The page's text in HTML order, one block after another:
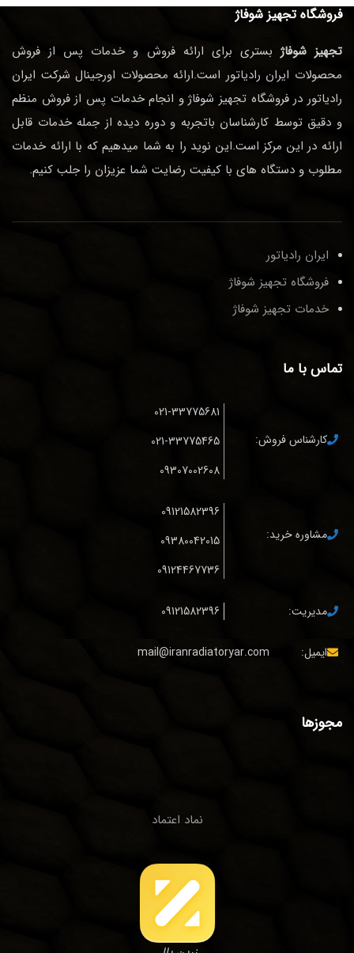
فروشگاه تجهیز شوفاژ
تجهیز شوفاژ بستری برای ارائه فروش و خدمات پس از فروش
محصولات ایران رادیاتور است.ارائه محصولات اورجینال شرکت ایران
رادیاتور در فروشگاه تجهیز شوفاژ و انجام خدمات پس از فروش منظم
و دقیق توسط کارشناسان باتجربه و دوره دیده از جمله خدمات قابل
ارائه در این مرکز است.این نوید را به شما میدهیم که با ارائه خدمات
مطلوب و دستگاه های با کیفیت رضایت شما عزیزان را جلب کنیم.
ایران رادیاتور
فروشگاه تجهیز شوفاژ
خدمات تجهیز شوفاژ
تماس با ما
021-33775681
021-33775465
09307002608
09121582396
09380042015
09124467736
09121582396
mail@iranradiatoryar.com
کارشناس فروش:
مشاوره خرید:
مدیریت:
ایمیل:
مجوزها
نماد اعتماد